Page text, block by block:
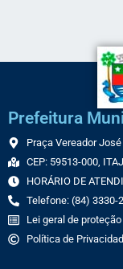
Prefeitura
Praça Vereador
CEP: 59513-000,
HORÁRIO DE
Telefone: (84) 3330-
Lei geral de
Política de